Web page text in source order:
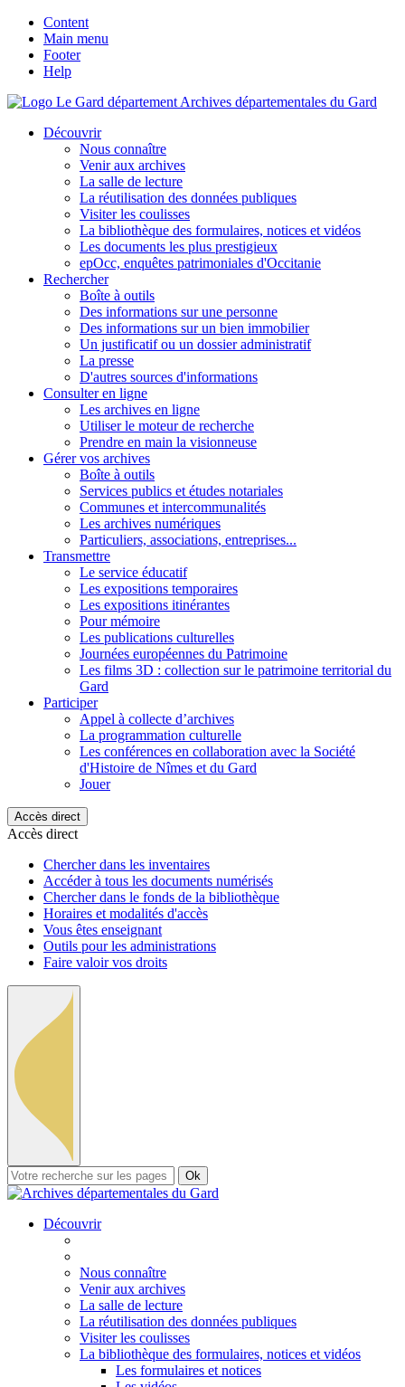
Content
Main menu
Footer
Help
Archives départementales du Gard
Découvrir
Nous connaître
Venir aux archives
La salle de lecture
La réutilisation des données publiques
Visiter les coulisses
La bibliothèque des formulaires, notices et vidéos
Les documents les plus prestigieux
epOcc, enquêtes patrimoniales d'Occitanie
Rechercher
Boîte à outils
Des informations sur une personne
Des informations sur un bien immobilier
Un justificatif ou un dossier administratif
La presse
D'autres sources d'informations
Consulter en ligne
Les archives en ligne
Utiliser le moteur de recherche
Prendre en main la visionneuse
Gérer vos archives
Boîte à outils
Services publics et études notariales
Communes et intercommunalités
Les archives numériques
Particuliers, associations, entreprises...
Transmettre
Le service éducatif
Les expositions temporaires
Les expositions itinérantes
Pour mémoire
Les publications culturelles
Journées européennes du Patrimoine
Les films 3D : collection sur le patrimoine territorial du
Gard
Participer
Appel à collecte d’archives
La programmation culturelle
Les conférences en collaboration avec la Société
d'Histoire de Nîmes et du Gard
Jouer
Accès direct
Accès direct
Chercher dans les inventaires
Accéder à tous les documents numérisés
Chercher dans le fonds de la bibliothèque
Horaires et modalités d'accès
Vous êtes enseignant
Outils pour les administrations
Faire valoir vos droits
Ok
Découvrir
Nous connaître
Venir aux archives
La salle de lecture
La réutilisation des données publiques
Visiter les coulisses
La bibliothèque des formulaires, notices et vidéos
Les formulaires et notices